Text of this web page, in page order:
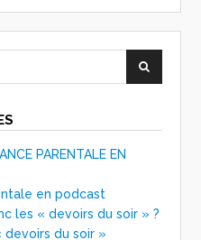
PARENTALE EN
en podcast
les « devoirs du soir » ?
devoirs du soir »